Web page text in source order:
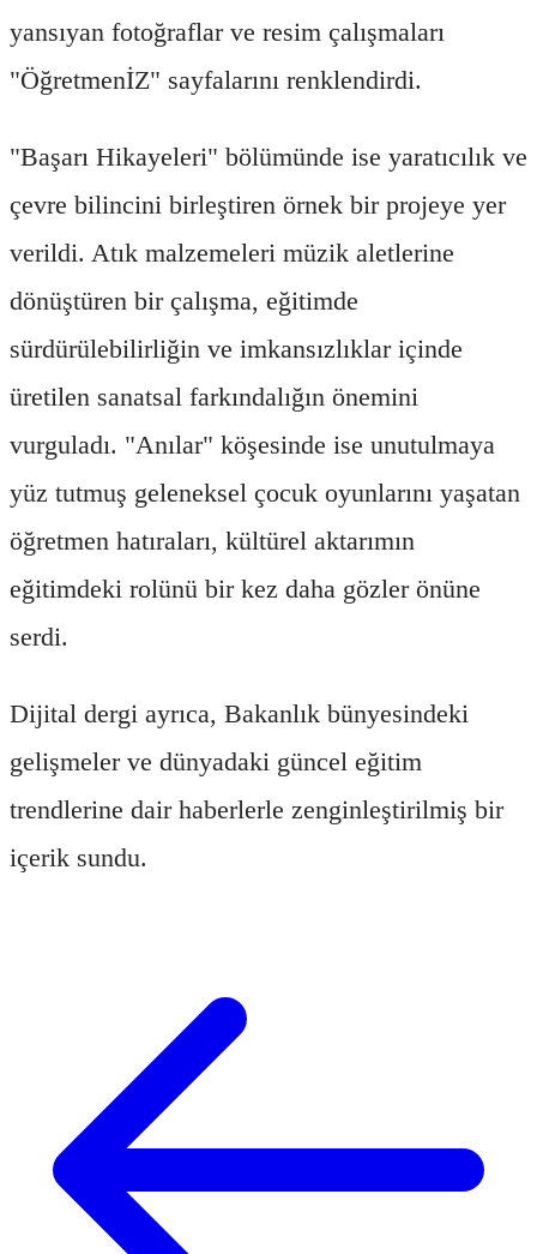
yansıyan fotoğraflar ve resim çalışmaları
"ÖğretmenİZ" sayfalarını renklendirdi.
"Başarı Hikayeleri" bölümünde ise yaratıcılık ve
çevre bilincini birleştiren örnek bir projeye yer
verildi. Atık malzemeleri müzik aletlerine
dönüştüren bir çalışma, eğitimde
sürdürülebilirliğin ve imkansızlıklar içinde
üretilen sanatsal farkındalığın önemini
vurguladı. "Anılar" köşesinde ise unutulmaya
yüz tutmuş geleneksel çocuk oyunlarını yaşatan
öğretmen hatıraları, kültürel aktarımın
eğitimdeki rolünü bir kez daha gözler önüne
serdi.
Dijital dergi ayrıca, Bakanlık bünyesindeki
gelişmeler ve dünyadaki güncel eğitim
trendlerine dair haberlerle zenginleştirilmiş bir
içerik sundu.